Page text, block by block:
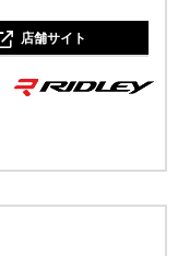
店舗サイト